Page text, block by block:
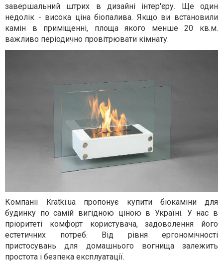
завершальний штрих в дизайні інтер'єру. Ще один
недолік - висока ціна біопалива. Якщо ви встановили
камін в приміщенні, площа якого менше 20 кв.м.
важливо періодично провітрювати кімнату.
Компанії Kratki.ua пропонує купити біокаміни для
будинку по самій вигідною ціною в Україні. У нас в
пріоритеті комфорт користувача, задоволення його
естетичних потреб. Від рівня ергономічності
пристосувань для домашнього вогнища залежить
простота і безпека експлуатації.